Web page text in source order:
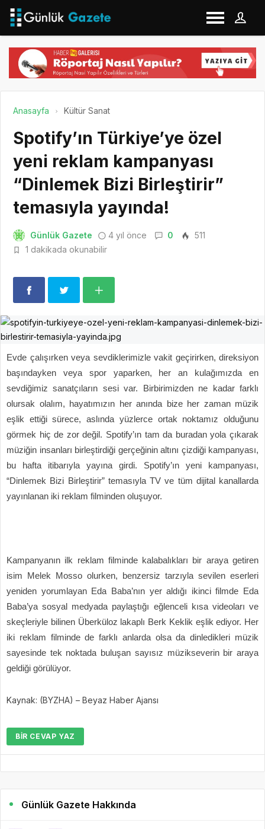
Anasayfa Kültür Sanat
Spotify’ın Türkiye’ye özel
yeni reklam kampanyası
“Dinlemek Bizi Birleştirir”
temasıyla yayında!
Günlük Gazete 4 yıl önce 0
511
1 dakikada okunabilir
Evde çalışırken veya sevdiklerimizle vakit geçirirken, direksiyon
başındayken veya spor yaparken, her an kulağımızda en
sevdiğimiz sanatçıların sesi var. Birbirimizden ne kadar farklı
olursak olalım, hayatımızın her anında bize her zaman müzik
eşlik ettiği sürece, aslında yüzlerce ortak noktamız olduğunu
görmek hiç de zor değil. Spotify’ın tam da buradan yola çıkarak
müziğin insanları birleştirdiği gerçeğinin altını çizdiği kampanyası,
bu hafta itibarıyla yayına girdi. Spotify’ın yeni kampanyası,
“Dinlemek Bizi Birleştirir” temasıyla TV ve tüm dijital kanallarda
yayınlanan iki reklam filminden oluşuyor.
Kampanyanın ilk reklam filminde kalabalıkları bir araya getiren
isim Melek Mosso olurken, benzersiz tarzıyla sevilen eserleri
yeniden yorumlayan Eda Baba’nın yer aldığı ikinci filmde Eda
Baba’ya sosyal medyada paylaştığı eğlenceli kısa videoları ve
skeçleriyle bilinen Überküloz lakaplı Berk Keklik eşlik ediyor. Her
iki reklam filminde de farklı anlarda olsa da dinledikleri müzik
sayesinde tek noktada buluşan sayısız müzikseverin bir araya
geldiği görülüyor.
Kaynak: (BYZHA) – Beyaz Haber Ajansı
BIR CEVAP YAZ
Günlük Gazete Hakkında